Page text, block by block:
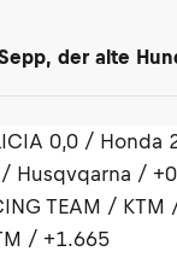
der alte
0,0 / Honda
/ Husqvqarna /
TEAM /
/ +1.665